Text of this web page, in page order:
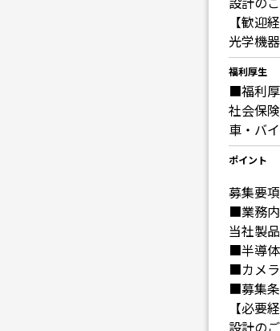
【歓迎
光学機
福利厚生
■福利
社会保
車・バ
ポイント
募集要項
■業務
当社製
■半導
■カメ
■募集
【必要
設計の